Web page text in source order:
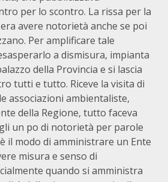
per lo scontro. La rissa per la
avere notorietà anche se poi
Per amplificare tale
a dismisura, impianta
della Provincia e si lascia
tutti e tutto. Riceve la visita di
associazioni ambientaliste,
della Regione, tutto faceva
un po di notorietà per parole
il modo di amministrare un Ente
misura e senso di
quando si amministra